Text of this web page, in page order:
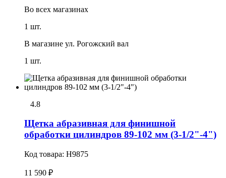
Во всех магазинах
1 шт.
В магазине ул. Рогожский вал
1 шт.
4.8
Щетка абразивная для финишной
обработки цилиндров 89-102 мм (3-1/2"-4")
Код товара: H9875
11 590 ₽